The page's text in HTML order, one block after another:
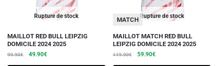
du
Rupture de stock
MAILLOT RED BULL LEIPZIG
DOMICILE 2024 2025
99.90€
Le
49.90€Le
Ce
produit
a
Rupture de stock
MATCH
MAILLOT MATCH RED BULL
LEIPZIG DOMICILE 2024 2025
119.90€
Le
59.90€Le
Ce
produit
a